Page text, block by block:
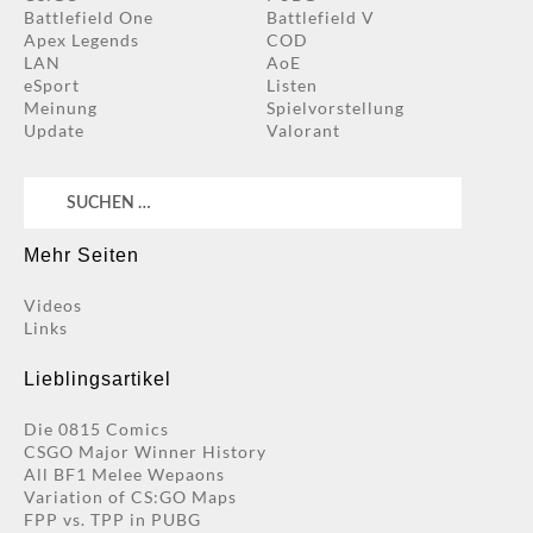
Battlefield One
Battlefield V
Apex Legends
COD
LAN
AoE
eSport
Listen
Meinung
Spielvorstellung
Update
Valorant
Suchen
Mehr Seiten
Videos
Links
Lieblingsartikel
Die 0815 Comics
CSGO Major Winner History
All BF1 Melee Wepaons
Variation of CS:GO Maps
FPP vs. TPP in PUBG